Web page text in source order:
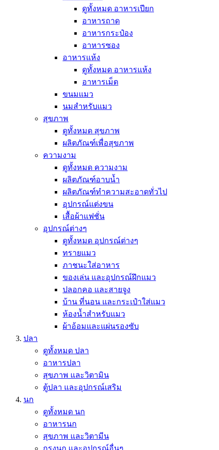
ดูทั้งหมด อาหารเปียก
อาหารถาด
อาหารกระป๋อง
อาหารซอง
อาหารแห้ง
ดูทั้งหมด อาหารแห้ง
อาหารเม็ด
ขนมแมว
นมสำหรับแมว
สุขภาพ
ดูทั้งหมด สุขภาพ
ผลิตภัณฑ์เพื่อสุขภาพ
ความงาม
ดูทั้งหมด ความงาม
ผลิตภัณฑ์อาบน้ำ
ผลิตภัณฑ์ทำความสะอาดทั่วไป
อุปกรณ์แต่งขน
เสื้อผ้าแฟชั่น
อุปกรณ์ต่างๆ
ดูทั้งหมด อุปกรณ์ต่างๆ
ทรายแมว
ภาชนะใส่อาหาร
ของเล่น และอุปกรณ์ฝึกแมว
ปลอกคอ และสายจูง
บ้าน ที่นอน และกระเป๋าใส่แมว
ห้องน้ำสำหรับแมว
ผ้าอ้อมและแผ่นรองซับ
ปลา
ดูทั้งหมด ปลา
อาหารปลา
สุขภาพ และวิตามิน
ตู้ปลา และอุปกรณ์เสริม
นก
ดูทั้งหมด นก
อาหารนก
สุขภาพ และวิตามีน
กรงนก และอุปกรณ์อื่นๆ